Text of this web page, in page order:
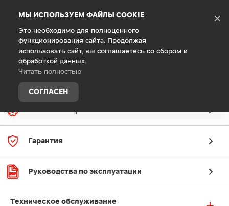
МЫ ИСПОЛЬЗУЕМ ФАЙЛЫ COOKIE
Это необходимо для полноценного
функционирования сайта. Продолжая
использовать сайт, вы соглашаетесь со сбором и
обработкой данных.
Читать полностью
СОГЛАСЕН
×
Главная Техническое обслуживание
Гарантия
Руководства по эксплуатации
Техническое обслуживание